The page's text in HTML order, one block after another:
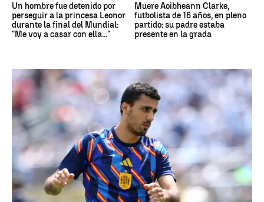
Un hombre fue detenido por
perseguir a la princesa Leonor
durante la final del Mundial:
"Me voy a casar con ella..."
Muere Aoibheann Clarke,
futbolista de 16 años, en pleno
partido: su padre estaba
presente en la grada
Fútbol